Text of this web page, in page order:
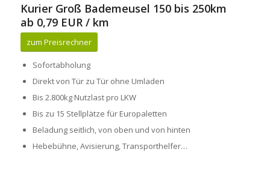
Kurier Groß Bademeusel 150 bis 250km
ab 0,79 EUR / km
zum Preisrechner
Sofortabholung
Direkt von Tür zu Tür ohne Umladen
Bis 2.800kg Nutzlast pro LKW
Bis zu 15 Stellplätze für Europaletten
Beladung seitlich, von oben und von hinten
Hebebühne, Avisierung, Transporthelfer…